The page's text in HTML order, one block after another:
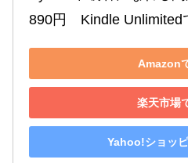
890円　Kindle Unlimited
Amazon
楽天市場
Yahoo!ショッ